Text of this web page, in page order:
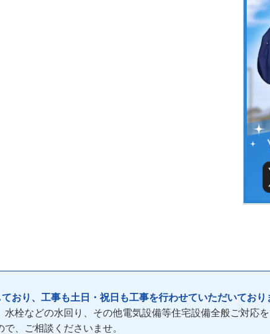
おり、工事も土日・祝日も工事を行わせていただいており
栓などの水回り、その他電気設備等住宅設備全般ご対応を
、ご相談くださいませ。